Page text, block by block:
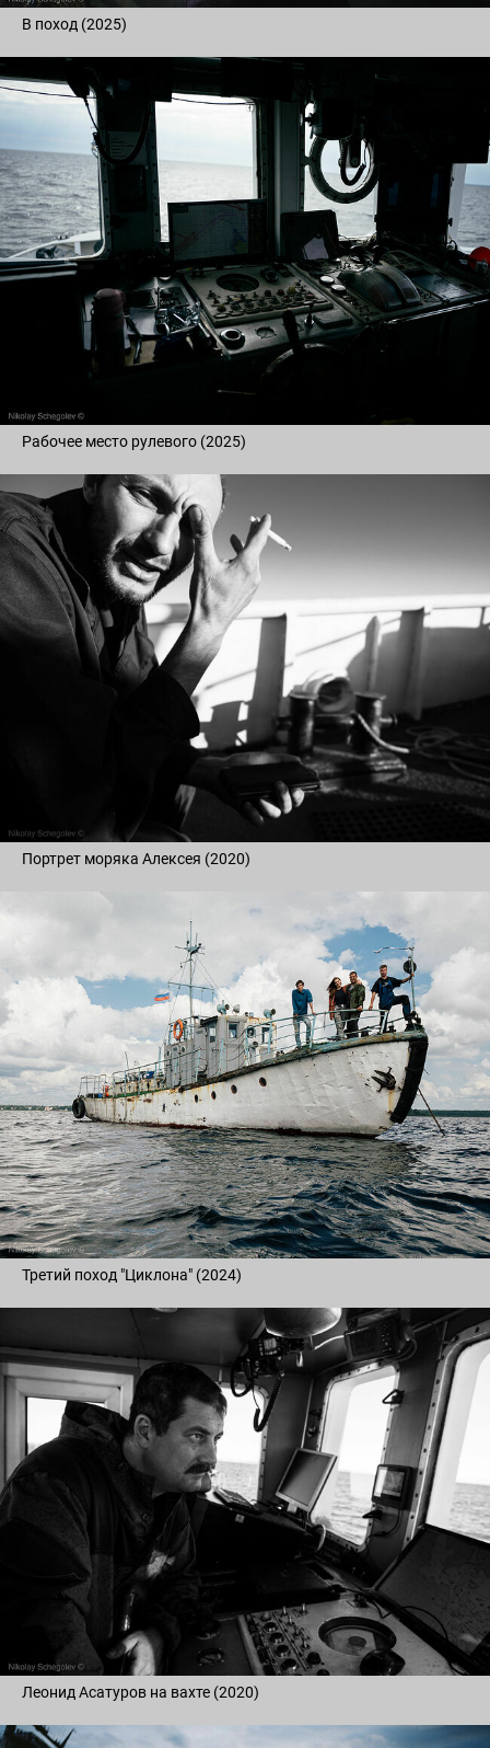
В поход (2025)
Рабочее место рулевого (2025)
Портрет моряка Алексея (2020)
Третий поход "Циклона" (2024)
Леонид Асатуров на вахте (2020)